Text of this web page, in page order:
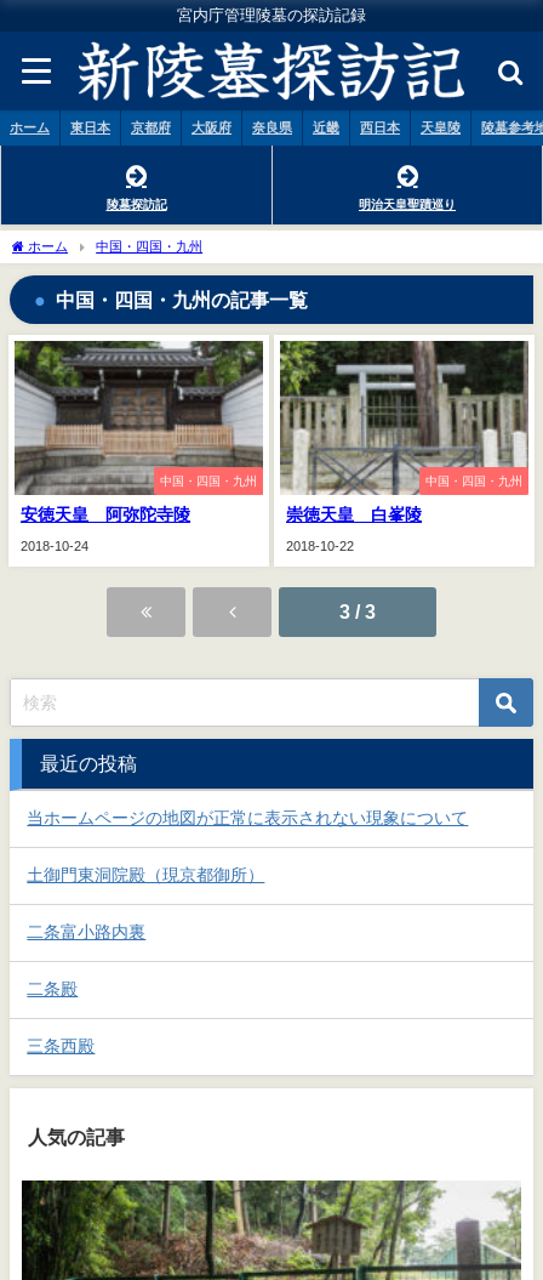
宮内庁管理陵墓の探訪記録
ホーム 東日本 京都府 大阪府 奈良県 近畿 西日本 天皇陵 陵墓参考
陵墓探訪記 明治天皇聖蹟巡り
ホーム 中国・四国・九州
中国・四国・九州の記事一覧
中国・四国・九州
安徳天皇 阿弥陀寺陵
2018-10-24
中国・四国・九州
崇徳天皇 白峯陵
2018-10-22
3 / 3
最近の投稿
当ホームページの地図が正常に表示されない現象について
土御門東洞院殿（現京都御所）
二条富小路内裏
二条殿
三条西殿
人気の記事